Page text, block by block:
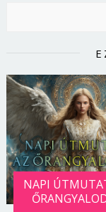
NAPI
E-mail cím